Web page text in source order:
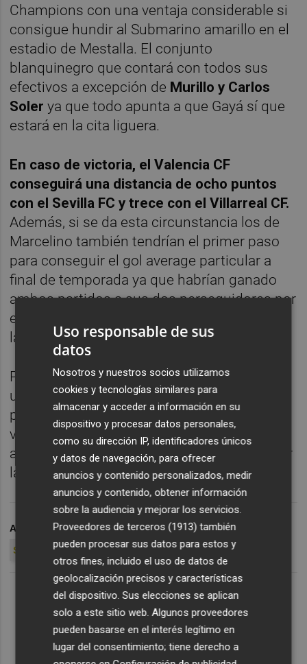
Champions con una ventaja considerable si
consigue hundir al Submarino amarillo en el
estadio de Mestalla. El conjunto
blanquinegro que contará con todos sus
efectivos a excepción de Murillo y Carlos
Soler ya que todo apunta a que Gayá sí que
estará en la cita liguera.
En caso de victoria, el Valencia CF
conseguirá una distancia de ocho puntos
con el Sevilla FC y trece con el Villarreal CF.
Además, si se da esta circunstancia los de
Marcelino también tendrían el primer paso
para conseguir el gol average particular a
final de temporada ya que habrían ganado
ambos partidos a sus dos perseguidores por
estar en la máxima competición continental
la próxima temporada.
Por tanto, el derbi de este sábado adquiere
un valor doble más allá de los tres puntos y
puede permitir al valencianismo irse de
vacaciones con más tranquilidad para
afrontar un cargado mes de enero al alternar
la competición liguera y la Copa del Rey.
ARCHIVADO EN VALENCIA CF
CHAMPIONS LEAGUE
SEVILLA FC
Uso responsable de sus
datos
Nosotros y nuestros socios utilizamos
cookies y tecnologías similares para
almacenar y acceder a información en su
dispositivo y procesar datos personales,
como su dirección IP, identificadores únicos
y datos de navegación, para ofrecer
anuncios y contenido personalizados, medir
anuncios y contenido, obtener información
sobre la audiencia y mejorar los servicios.
Proveedores de terceros (1913) también
pueden procesar sus datos para estos y
otros fines, incluido el uso de datos de
geolocalización precisos y características
del dispositivo. Sus elecciones se aplican
solo a este sitio web. Algunos proveedores
pueden basarse en el interés legítimo en
lugar del consentimiento; tiene derecho a